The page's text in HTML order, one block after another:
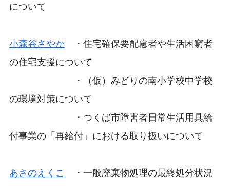
について
小森谷さやか ・住宅確保要配慮者や生活困窮者
の住宅支援について
・（仮）みどりの南小学校中学校
の環境対策について
・つくば市障害者日常生活用具給
付事業の「再給付」における取り扱いについて
あさのえくこ ・一般廃棄物処理の最終処分状況